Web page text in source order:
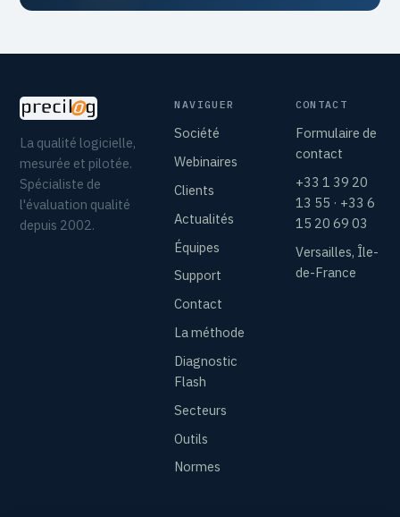
La qualité logicielle,
mesurée et pilotée.
Spécialiste de
l'évaluation qualité
depuis 2002.
NAVIGUER
Société
Webinaires
Clients
Actualités
Équipes
Support
Contact
La méthode
Diagnostic
Flash
Secteurs
Outils
Normes
CONTACT
Formulaire de
contact
+33 1 39 20
13 55 · +33 6
15 20 69 03
Versailles, Île-
de-France